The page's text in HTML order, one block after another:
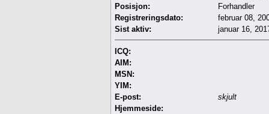
Posisjon:
Forhandler
Registreringsdato:
februar 08,
Sist aktiv:
januar 16,
ICQ:
AIM:
MSN:
YIM:
E-post:
skjult
Hjemmeside: